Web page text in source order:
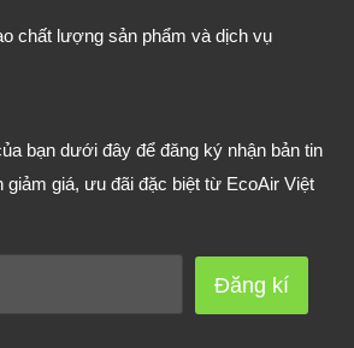
chất lượng sản phẩm và dịch vụ
bạn dưới đây để đăng ký nhận bản tin
giá, ưu đãi đặc biệt từ EcoAir Việt
Đăng kí